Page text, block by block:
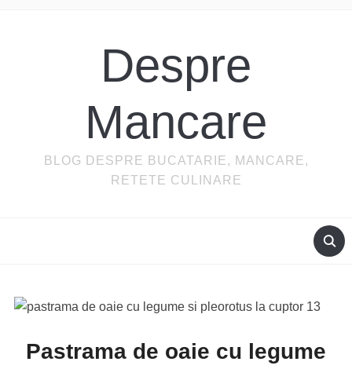
Despre
Mancare
BLOG DESPRE BUCATARIE, MANCARE,
RETETE CULINARE
Pastrama de oaie cu legume